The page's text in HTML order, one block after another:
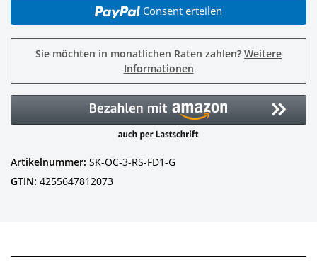
Consent erteilen
Sie möchten in monatlichen Raten zahlen? Weitere
Informationen
Artikelnummer: SK-OC-3-RS-FD1-G
GTIN: 4255647812073